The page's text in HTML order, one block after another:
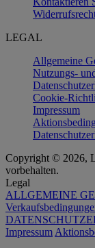
LEGAL
Allgemeine
Nutzungs-
Cookie-
Impressum
Copyright © 2026,
vorbehalten.
Legal
ALLGEMEINE
Impressum